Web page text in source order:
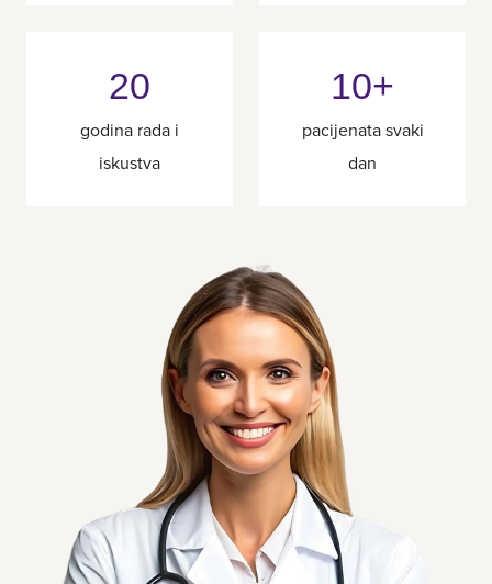
20
godina rada i
iskustva
10+
pacijenata svaki
dan